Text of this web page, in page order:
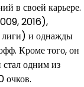
в своей карьере.
2016),
лиги) и однажды
Кроме того, он
одним из
очков.